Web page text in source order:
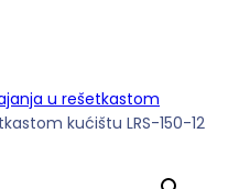
u rešetkastom
kućištu LRS-150-12